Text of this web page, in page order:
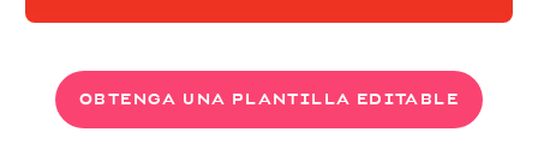
OBTENGA UNA PLANTILLA EDITABLE